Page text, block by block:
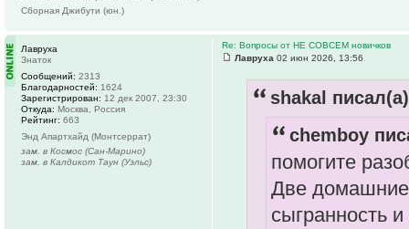
Сборная Джибути (юн.)
Re: Вопросы от НЕ СОВСЕМ новичков
Лавруха 02 июн 2026, 13:56
shakal
chemboy
помогите
Две домашние
сыгранность и
Лавруха
Знаток
Сообщений: 2313
Благодарностей: 1624
Зарегистрирован: 12 дек 2007, 23:30
Откуда: Москва, Россия
Рейтинг: 663
Энд Апартхайд (Монтсеррат)
зам. в Космос (Сан-Марино)
зам. в Калдикот Таун (Уэльс)